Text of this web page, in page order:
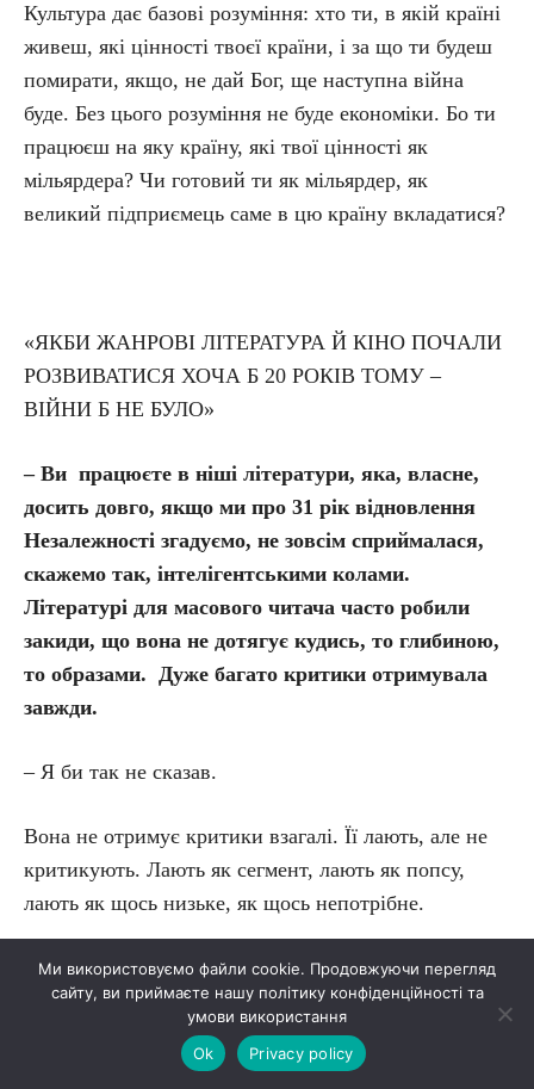
Культура дає базові розуміння: хто ти, в якій країні
живеш, які цінності твоєї країни, і за що ти будеш
помирати, якщо, не дай Бог, ще наступна війна
буде. Без цього розуміння не буде економіки. Бо ти
працюєш на яку країну, які твої цінності як
мільярдера? Чи готовий ти як мільярдер, як
великий підприємець саме в цю країну вкладатися?
«ЯКБИ ЖАНРОВІ ЛІТЕРАТУРА Й КІНО ПОЧАЛИ
РОЗВИВАТИСЯ ХОЧА Б 20 РОКІВ ТОМУ –
ВІЙНИ Б НЕ БУЛО»
– Ви працюєте в ніші літератури, яка, власне,
досить довго, якщо ми про 31 рік відновлення
Незалежності згадуємо, не зовсім сприймалася,
скажемо так, інтелігентськими колами.
Літературі для масового читача часто робили
закиди, що вона не дотягує кудись, то глибиною,
то образами. Дуже багато критики отримувала
завжди.
– Я би так не сказав.
Вона не отримує критики взагалі. Її лають, але не
критикують. Лають як сегмент, лають як попсу,
лають як щось низьке, як щось непотрібне.
– Таку лайку я називала інтелектуальним
снобізмом. Чомусь частина справді розумних
людей, які багато знають, не хотіли визнавати,
що мають бути якісні книжки українською
Ми використовуємо файли cookie. Продовжуючи перегляд
сайту, ви приймаєте нашу політику конфіденційності та
умови використання
Ok
Privacy policy